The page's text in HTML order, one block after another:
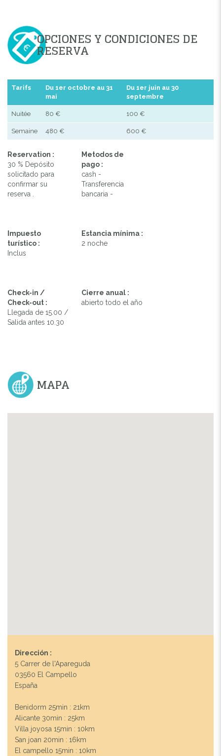
OPCIONES Y CONDICIONES DE
RESERVA
Tarifs
Du 1er octobre au 31
mai
Du 1er juin au 30
septembre
Nuitée 80 € 100 €
Semaine 480 € 600 €
Reservation :
30 % Depósito
solicitado para
confirmar su
reserva .
Metodos de
pago :
cash -
Transferencia
bancaria -
Impuesto
turístico :
Inclus
Estancia mínima :
2 noche
Check-in /
Check-out :
Llegada de 15.00 /
Salida antes 10.30
Cierre anual :
abierto todo el año
MAPA
Dirección :
5 Carrer de l'Apareguda
03560 El Campello
España
Benidorm 25min : 21km
Alicante 30min : 25km
Villa joyosa 15min : 10km
San joan 20min : 16km
El campello 15min : 10km